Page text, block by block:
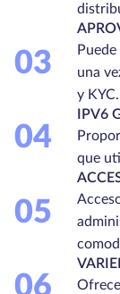
03
una
y KYC.
04
IPV6
que
05
06